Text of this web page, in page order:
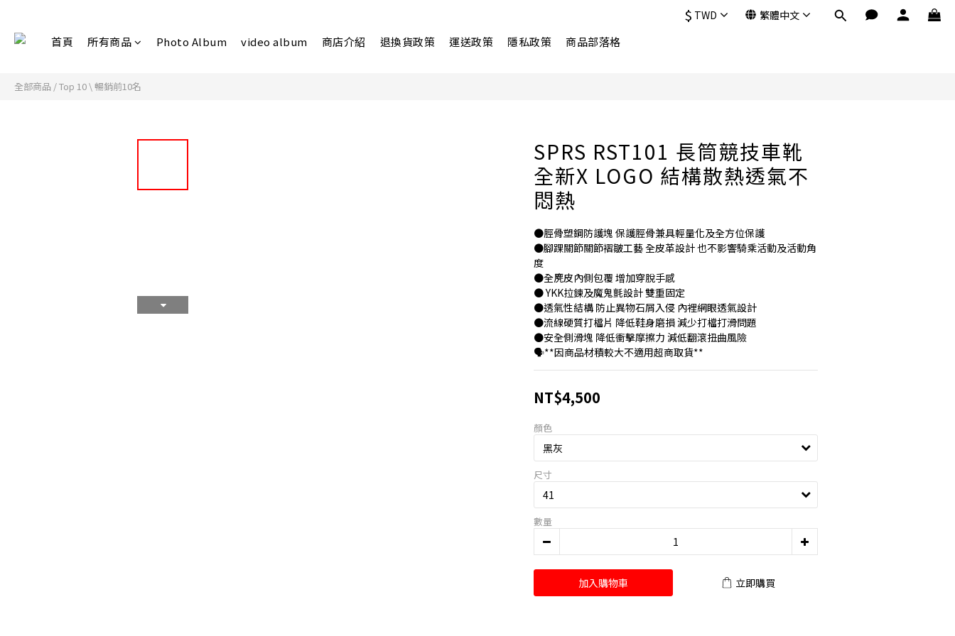
$ TWD 繁體中文
首頁 所有商品 Photo Album video album 商店介紹 退換貨政策 運送政策 隱私政策 商品部落格
全部商品 /Top 10 \ 暢銷前10名
SPRS RST101 長筒競技車靴
全新X LOGO 結構散熱透氣不
悶熱
●脛骨塑鋼防護塊 保護脛骨兼具輕量化及全方位保護
●腳踝關節關節褶皺工藝 全皮革設計 也不影響騎乘活動及活動角
度
●全麂皮內側包覆 增加穿脫手感
● YKK拉鍊及魔鬼氈設計 雙重固定
●透氣性結構 防止異物石屑入侵 內裡網眼透氣設計
●流線硬質打檔片 降低鞋身磨損 減少打檔打滑問題
●安全側滑塊 降低衝擊摩擦力 減低翻滾扭曲風險
🗣️**因商品材積較大不適用超商取貨**
NT$4,500
顏色
尺寸
數量
加入購物車 立即購買
立即購買